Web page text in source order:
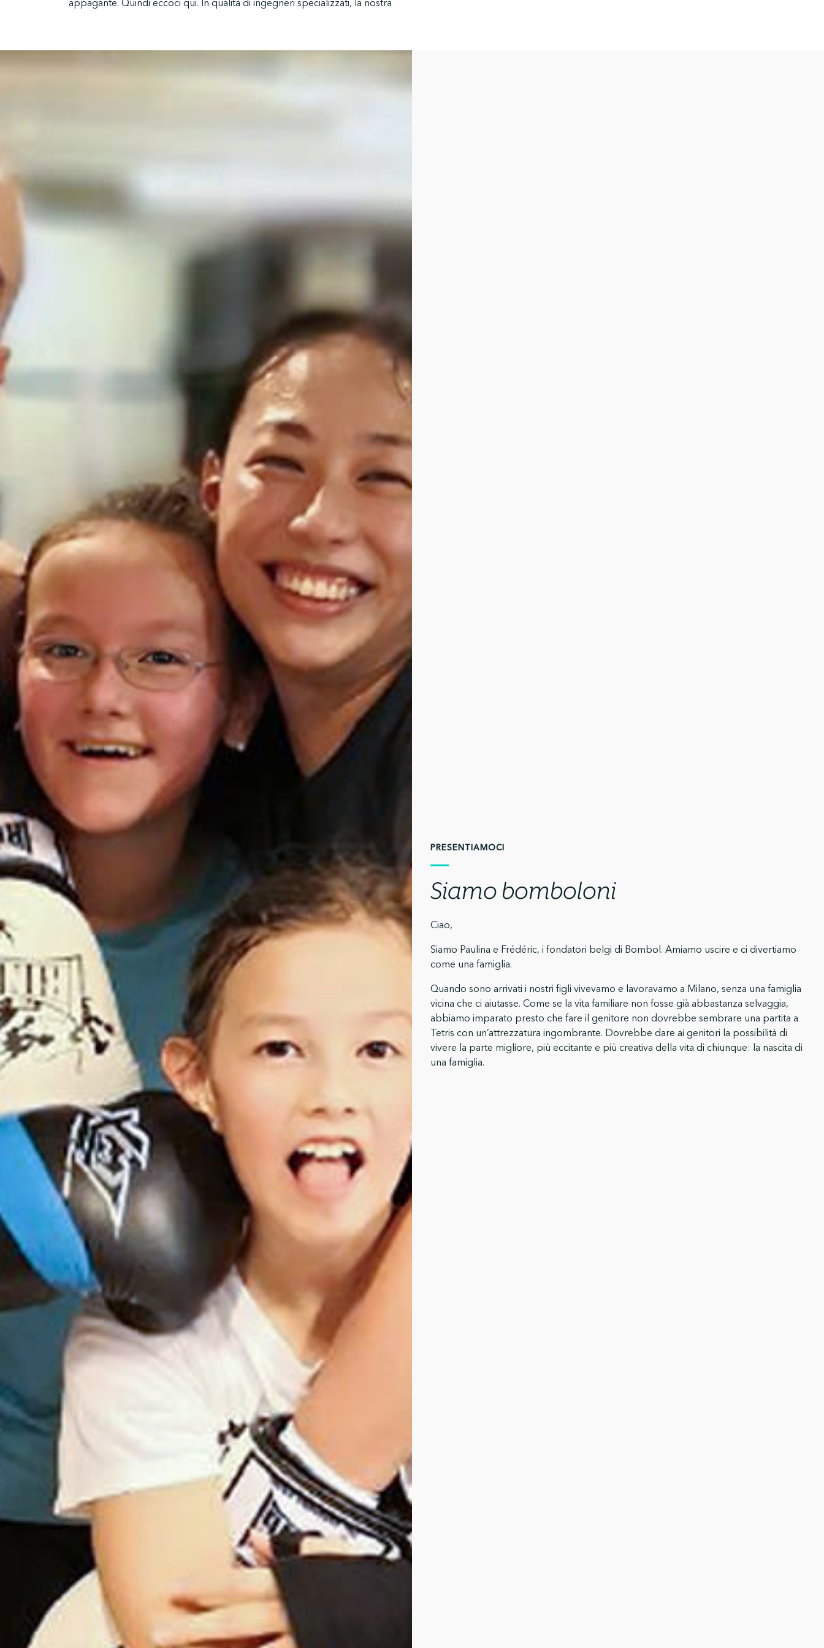
PRESENTIAMOCI
Siamo bomboloni
Ciao,
Siamo Paulina e Frédéric, i fondatori belgi di Bombol. Amiamo uscire e ci divertiamo
come una famiglia.
Quando sono arrivati i nostri figli vivevamo e lavoravamo a Milano, senza una famiglia
vicina che ci aiutasse. Come se la vita familiare non fosse già abbastanza selvaggia,
abbiamo imparato presto che fare il genitore non dovrebbe sembrare una partita a
Tetris con un’attrezzatura ingombrante. Dovrebbe dare ai genitori la possibilità di
vivere la parte migliore, più eccitante e più creativa della vita di chiunque: la nascita di
una famiglia.